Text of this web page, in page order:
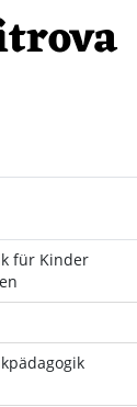
für Kinder